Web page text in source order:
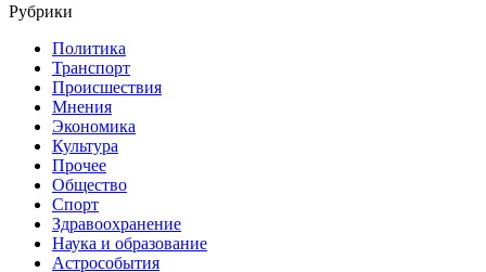
Рубрики
Политика
Транспорт
Происшествия
Мнения
Экономика
Культура
Прочее
Общество
Спорт
Здравоохранение
Наука и образование
Астрособытия